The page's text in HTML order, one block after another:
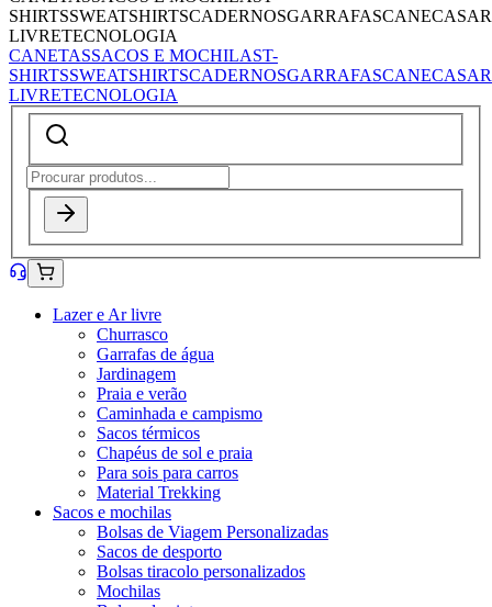
SHIRTSSWEATSHIRTSCADERNOSGARRAFASCANECASAR
LIVRETECNOLOGIA
CANETASSACOS E MOCHILAST-
SHIRTSSWEATSHIRTSCADERNOSGARRAFASCANECASAR
LIVRETECNOLOGIA
Lazer e Ar livre
Churrasco
Garrafas de água
Jardinagem
Praia e verão
Caminhada e campismo
Sacos térmicos
Chapéus de sol e praia
Para sois para carros
Material Trekking
Sacos e mochilas
Bolsas de Viagem Personalizadas
Sacos de desporto
Bolsas tiracolo personalizados
Mochilas